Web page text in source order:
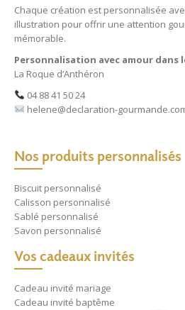
Chaque création est personnalisée
illustration pour offrir une attention
mémorable.
Personnalisation avec amour dans
La Roque d’Anthéron
04 88 41 50 24
helene@declaration-
Nos produits personnalisés
Biscuit personnalisé
Calisson personnalisé
Sablé personnalisé
Savon personnalisé
Vos cadeaux invités
Cadeau invité mariage
Cadeau invité baptême